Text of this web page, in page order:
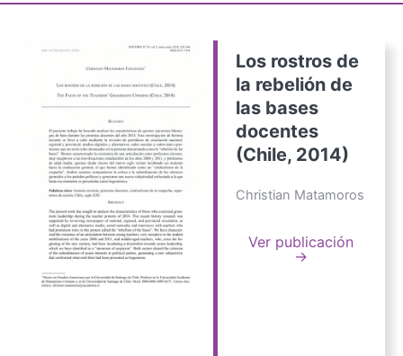
Los rostros de
la rebelión de
las bases
docentes
(Chile, 2014)
Christian Matamoros
Ver publicación
→